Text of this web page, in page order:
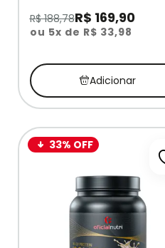
R$ 188,78R$ 169,90
ou 5x de R$ 33,98
Adicionar
33% OFF